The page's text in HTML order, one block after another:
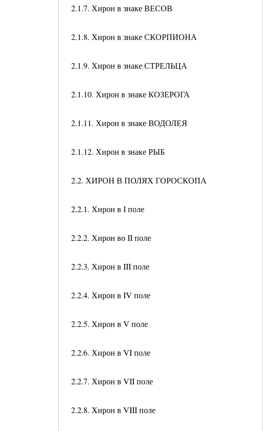
2.1.7. Хирон в знаке ВЕСОВ
2.1.8. Хирон в знаке СКОРПИОНА
2.1.9. Хирон в знаке СТРЕЛЬЦА
2.1.10. Хирон в знаке КОЗЕРОГА
2.1.11. Хирон в знаке ВОДОЛЕЯ
2.1.12. Хирон в знаке РЫБ
2.2. ХИРОН В ПОЛЯХ ГОРОСКОПА
2.2.1. Хирон в I поле
2.2.2. Хирон во II поле
2.2.3. Хирон в III поле
2.2.4. Хирон в IV поле
2.2.5. Хирон в V поле
2.2.6. Хирон в VI поле
2.2.7. Хирон в VII поле
2.2.8. Хирон в VIII поле